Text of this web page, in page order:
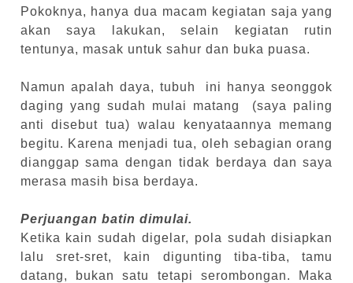
Pokoknya, hanya dua macam kegiatan saja yang
akan saya lakukan, selain kegiatan rutin
tentunya, masak untuk sahur dan buka puasa.
Namun apalah daya, tubuh ini hanya seonggok
daging yang sudah mulai matang (saya paling
anti disebut tua) walau kenyataannya memang
begitu. Karena menjadi tua, oleh sebagian orang
dianggap sama dengan tidak berdaya dan saya
merasa masih bisa berdaya.
Perjuangan batin dimulai.
Ketika kain sudah digelar, pola sudah disiapkan
lalu sret-sret, kain digunting tiba-tiba, tamu
datang, bukan satu tetapi serombongan. Maka